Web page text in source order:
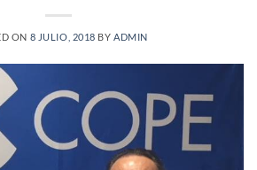
ON 8 JULIO, 2018 BY ADMIN